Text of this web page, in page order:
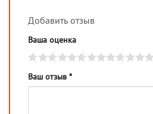
Добавить отзыв
Ваша оценка
Ваш отзыв *